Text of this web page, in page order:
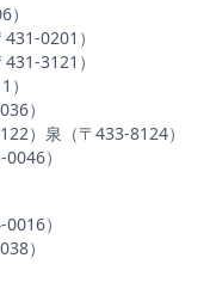
0201）
3121）
）
） 泉（〒433-8124）
）
）
）